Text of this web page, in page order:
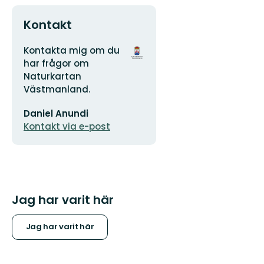
Kontakt
Adress
Kontakta mig om du
har frågor om
Naturkartan
Västmanland.
postadress
Daniel Anundi
Kontakt via e-post
Organisationens
logotyp
Jag har varit här
Jag har varit här